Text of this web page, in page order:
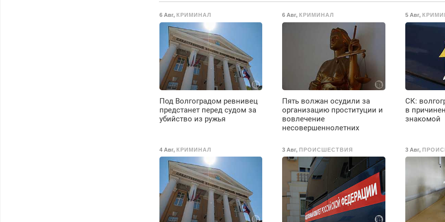
выходных.
Пенсионерам –
скидки до 40%.
Мастер со стажем.
6 Авг, КРИМИНАЛ
Под Волгоградом ревнивец
предстанет перед судом за
убийство из ружья
6 Авг, КРИМИНАЛ
Пять волжан осудили за
организацию проституции и
вовлечение
несовершеннолетних
5 Авг,
СК:
в
знакомой
4 Авг, КРИМИНАЛ 3 Авг, ПРОИСШЕСТВИЯ 3 Авг,